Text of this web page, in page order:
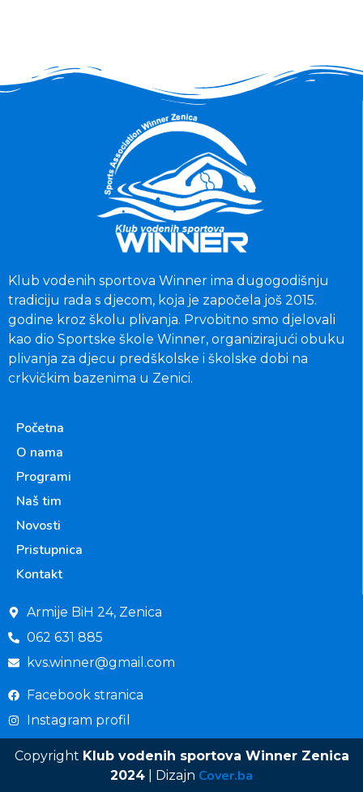
Klub vodenih sportova Winner ima dugogodišnju
tradiciju rada s djecom, koja je započela još 2015.
godine kroz školu plivanja. Prvobitno smo djelovali
kao dio Sportske škole Winner, organizirajući obuku
plivanja za djecu predškolske i školske dobi na
crkvičkim bazenima u Zenici.
Početna
O nama
Programi
Naš tim
Novosti
Pristupnica
Kontakt
Armije BiH 24, Zenica
062 631 885
kvs.winner@gmail.com
Facebook stranica
Instagram profil
Copyright Klub vodenih sportova Winner Zenica
2024 | Dizajn Cover.ba